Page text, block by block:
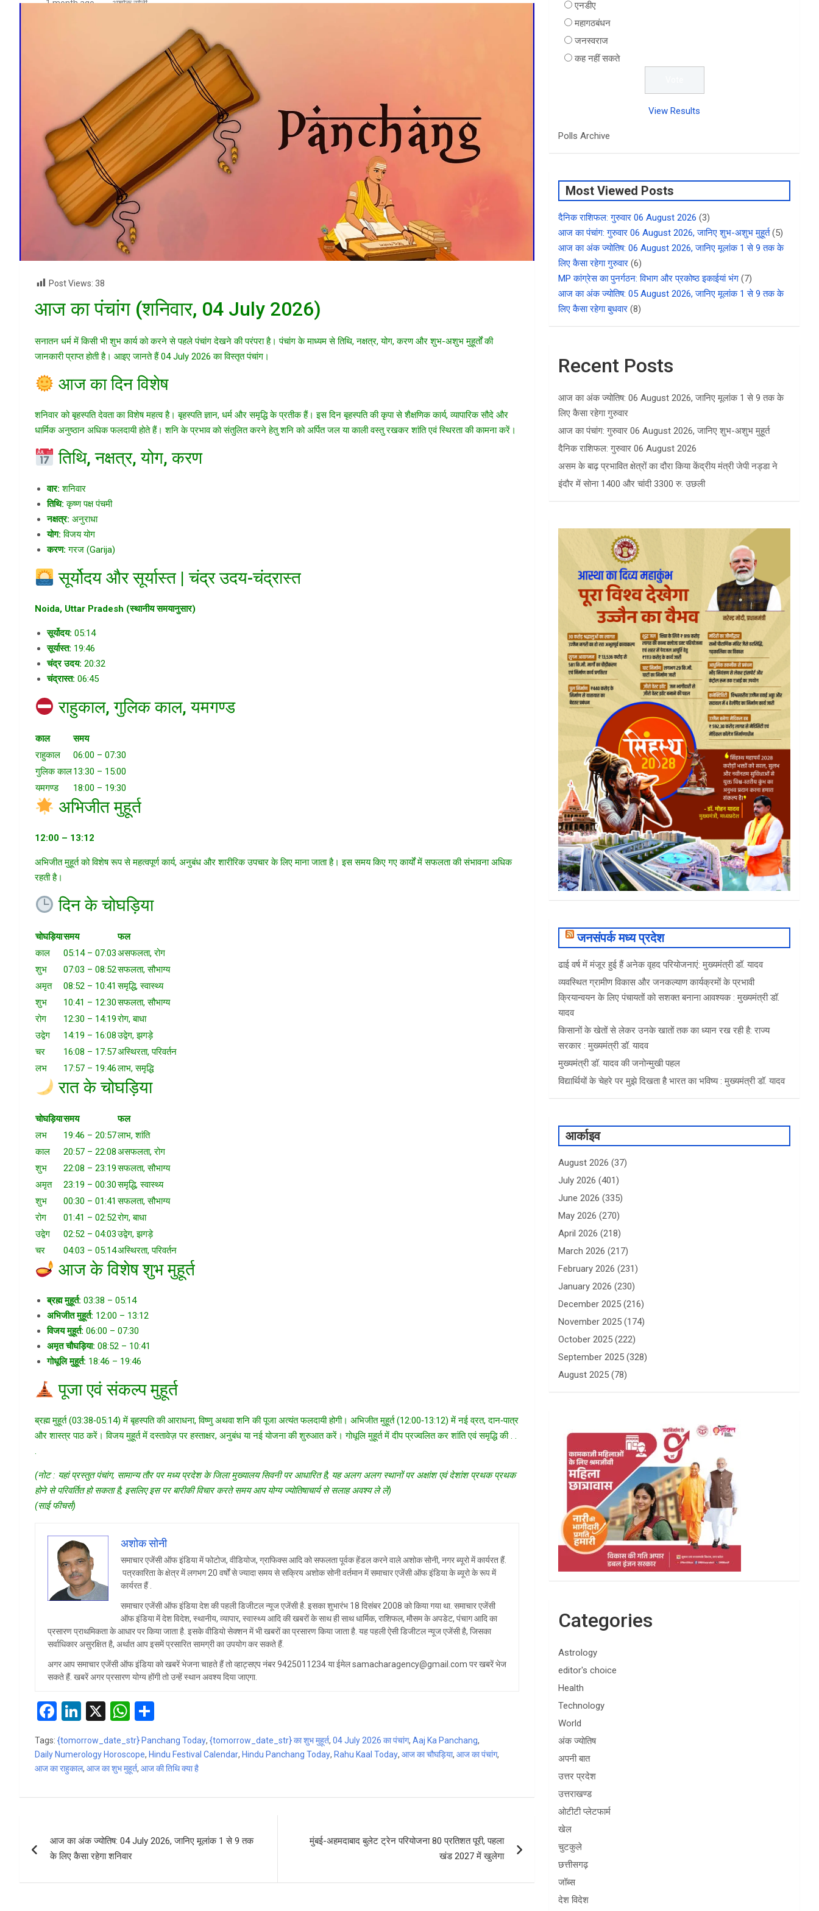
1 month ago अशोक सोनी
Post Views: 38
आज का पंचांग (शनिवार, 04 July 2026)
सनातन धर्म में किसी भी शुभ कार्य को करने से पहले पंचांग देखने की परंपरा है। पंचांग के माध्यम से तिथि, नक्षत्र, योग, करण और शुभ-अशुभ मुहूर्तों की
जानकारी प्राप्त होती है। आइए जानते हैं 04 July 2026 का विस्तृत पंचांग।
आज का दिन विशेष
शनिवार को बृहस्पति देवता का विशेष महत्व है। बृहस्पति ज्ञान, धर्म और समृद्धि के प्रतीक हैं। इस दिन बृहस्पति की कृपा से शैक्षणिक कार्य, व्यापारिक सौदे और
धार्मिक अनुष्ठान अधिक फलदायी होते हैं। शनि के प्रभाव को संतुलित करने हेतु शनि को अर्पित जल या काली वस्तु रखकर शांति एवं स्थिरता की कामना करें।
तिथि, नक्षत्र, योग, करण
वार: शनिवार
तिथि: कृष्ण पक्ष पंचमी
नक्षत्र: अनुराधा
योग: विजय योग
करण: गरज (Garija)
सूर्योदय और सूर्यास्त | चंद्र उदय-चंद्रास्त
Noida, Uttar Pradesh (स्थानीय समयानुसार)
सूर्योदय: 05:14
सूर्यास्त: 19:46
चंद्र उदय: 20:32
चंद्रास्त: 06:45
राहुकाल, गुलिक काल, यमगण्ड
काल
समय
राहुकाल
06:00 – 07:30
गुलिक काल13:30 – 15:00
यमगण्ड
18:00 – 19:30
अभिजीत मुहूर्त
12:00 – 13:12
अभिजीत मुहूर्त को विशेष रूप से महत्वपूर्ण कार्य, अनुबंध और शारीरिक उपचार के लिए माना जाता है। इस समय किए गए कार्यों में सफलता की संभावना अधिक
रहती है।
दिन के चोघड़िया
चोघड़ियासमय
फल
काल
05:14 – 07:03असफलता, रोग
शुभ
07:03 – 08:52सफलता, सौभाग्य
अमृत
08:52 – 10:41 समृद्धि, स्वास्थ्य
शुभ
10:41 – 12:30सफलता, सौभाग्य
रोग
12:30 – 14:19रोग, बाधा
उद्वेग
14:19 – 16:08उद्वेग, झगड़े
चर
16:08 – 17:57अस्थिरता, परिवर्तन
लभ
17:57 – 19:46लाभ, समृद्धि
रात के चोघड़िया
चोघड़ियासमय
फल
लभ
19:46 – 20:57लाभ, शांति
काल
20:57 – 22:08असफलता, रोग
शुभ
22:08 – 23:19सफलता, सौभाग्य
अमृत
23:19 – 00:30समृद्धि, स्वास्थ्य
शुभ
00:30 – 01:41 सफलता, सौभाग्य
रोग
01:41 – 02:52रोग, बाधा
उद्वेग
02:52 – 04:03उद्वेग, झगड़े
चर
04:03 – 05:14अस्थिरता, परिवर्तन
आज के विशेष शुभ मुहूर्त
ब्रह्म मुहूर्त: 03:38 – 05:14
अभिजीत मुहूर्त: 12:00 – 13:12
विजय मुहूर्त: 06:00 – 07:30
अमृत चौघड़िया: 08:52 – 10:41
गोधूलि मुहूर्त: 18:46 – 19:46
पूजा एवं संकल्प मुहूर्त
ब्रह्म मुहूर्त (03:38‑05:14) में बृहस्पति की आराधना, विष्णु अथवा शनि की पूजा अत्यंत फलदायी होगी। अभिजीत मुहूर्त (12:00‑13:12) में नई व्रत, दान‑पात्र
और शास्त्र पाठ करें। विजय मुहूर्त में दस्तावेज़ पर हस्ताक्षर, अनुबंध या नई योजना की शुरुआत करें। गोधूलि मुहूर्त में दीप प्रज्वलित कर शांति एवं समृद्धि की . .
.
(नोट : यहां प्रस्तुत पंचांग, सामान्य तौर पर मध्य प्रदेश के जिला मुख्यालय सिवनी पर आधारित है, यह अलग अलग स्थानों पर अक्षांश एवं देशांश प्रथक प्रथक
होने से परिवर्तित हो सकता है, इसलिए इस पर बारीकी विचार करते समय आप योग्य ज्योतिषाचार्य से सलाह अवश्य ले लें)
(साई फीचर्स)
अशोक सोनी
समाचार एजेंसी ऑफ इंडिया में फोटोज, वीडियोज, ग्राफिक्स आदि को सफलता पूर्वक हेंडल करने वाले अशोक सोनी, नगर ब्यूरो में कार्यरत हैं.
पत्रकारिता के क्षेत्र में लगभग 20 वर्षों से ज्यादा समय से सक्रिय अशोक सोनी वर्तमान में समाचार एजेंसी ऑफ इंडिया के ब्यूरो के रूप में
कार्यरत हैं .
समाचार एजेंसी ऑफ इंडिया देश की पहली डिजीटल न्यूज एजेंसी है. इसका शुभारंभ 18 दिसंबर 2008 को किया गया था. समाचार एजेंसी
ऑफ इंडिया में देश विदेश, स्थानीय, व्यापार, स्वास्थ्य आदि की खबरों के साथ ही साथ धार्मिक, राशिफल, मौसम के अपडेट, पंचाग आदि का
प्रसारण प्राथमिकता के आधार पर किया जाता है. इसके वीडियो सेक्शन में भी खबरों का प्रसारण किया जाता है. यह पहली ऐसी डिजीटल न्यूज एजेंसी है, जिसका
सर्वाधिकार असुरक्षित है, अर्थात आप इसमें प्रसारित सामग्री का उपयोग कर सकते हैं.
अगर आप समाचार एजेंसी ऑफ इंडिया को खबरें भेजना चाहते हैं तो व्हाट्सएप नंबर 9425011234 या ईमेल samacharagency@gmail.com पर खबरें भेज
सकते हैं. खबरें अगर प्रसारण योग्य होंगी तो उन्हें स्थान अवश्य दिया जाएगा.
F
a
ce
b
Li
ke
dI
X
W
h
at
s
h
ar
e
Tags: {tomorrow_date_str} Panchang Today, {tomorrow_date_str} का शुभ मुहूर्त, 04 July 2026 का पंचांग, Aaj Ka Panchang,
Daily Numerology Horoscope, Hindu Festival Calendar, Hindu Panchang Today, Rahu Kaal Today, आज का चौघड़िया, आज का पंचांग,
आज का राहुकाल, आज का शुभ मुहूर्त, आज की तिथि क्या है
navigation
आज का अंक ज्योतिष: 04 July 2026, जानिए मूलांक 1 से 9 तक
के लिए कैसा रहेगा शनिवार
मुंबई-अहमदाबाद बुलेट ट्रेन परियोजना 80 प्रतिशत पूरी, पहला
खंड 2027 में खुलेगा
एनडीए
महागठबंधन
जनस्वराज
कह नहीं सकते
View Results
Polls Archive
Most Viewed Posts
दैनिक राशिफल: गुरुवार 06 August 2026 (3)
आज का पंचांग: गुरुवार 06 August 2026, जानिए शुभ-अशुभ मुहूर्त (5)
आज का अंक ज्योतिष: 06 August 2026, जानिए मूलांक 1 से 9 तक के
लिए कैसा रहेगा गुरुवार (6)
MP कांग्रेस का पुनर्गठन: विभाग और प्रकोष्ठ इकाईयां भंग (7)
आज का अंक ज्योतिष: 05 August 2026, जानिए मूलांक 1 से 9 तक के
लिए कैसा रहेगा बुधवार (8)
Recent Posts
आज का अंक ज्योतिष: 06 August 2026, जानिए मूलांक 1 से 9 तक के
लिए कैसा रहेगा गुरुवार
आज का पंचांग: गुरुवार 06 August 2026, जानिए शुभ-अशुभ मुहूर्त
दैनिक राशिफल: गुरुवार 06 August 2026
असम के बाढ़ प्रभावित क्षेत्रों का दौरा किया केंद्रीय मंत्री जेपी नड्डा ने
इंदौर में सोना 1400 और चांदी 3300 रु. उछली
जनसंपर्क मध्य प्रदेश
ढाई वर्ष में मंजूर हुई हैं अनेक वृहद परियोजनाएं: मुख्यमंत्री डॉ. यादव
व्यवस्थित ग्रामीण विकास और जनकल्याण कार्यक्रमों के प्रभावी
क्रियान्वयन के लिए पंचायतों को सशक्त बनाना आवश्यक : मुख्यमंत्री डॉ.
यादव
किसानों के खेतों से लेकर उनके खातों तक का ध्यान रख रही है: राज्य
सरकार : मुख्यमंत्री डॉ. यादव
मुख्यमंत्री डॉ. यादव की जनोन्मुखी पहल
विद्यार्थियों के चेहरे पर मुझे दिखता है भारत का भविष्य : मुख्यमंत्री डॉ. यादव
आर्काइव
August 2026 (37)
July 2026 (401)
June 2026 (335)
May 2026 (270)
April 2026 (218)
March 2026 (217)
February 2026 (231)
January 2026 (230)
December 2025 (216)
November 2025 (174)
October 2025 (222)
September 2025 (328)
August 2025 (78)
Categories
Astrology
editor's choice
Health
Technology
World
अंक ज्योतिष
अपनी बात
उत्तर प्रदेश
उत्तराखण्ड
ओटीटी प्लेटफार्म
खेल
चुटकुले
छत्तीसगढ़
जॉब्स
देश विदेश